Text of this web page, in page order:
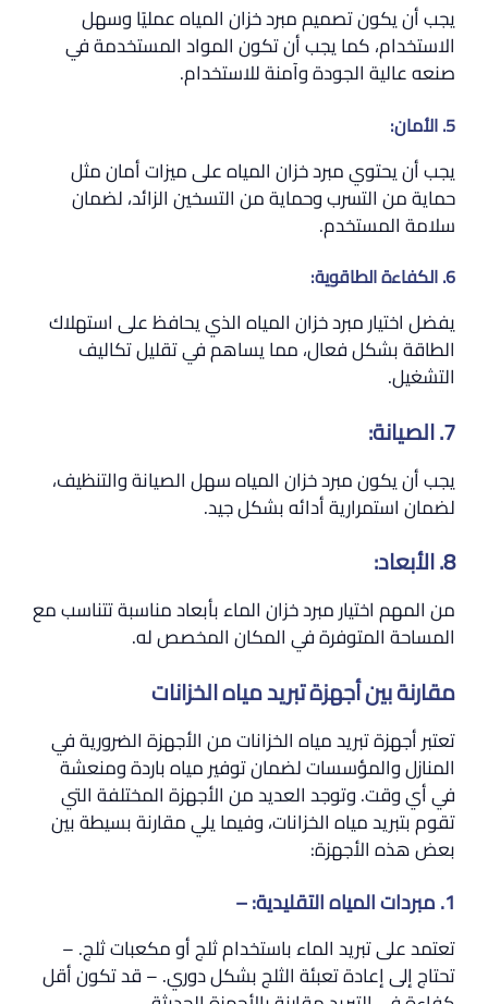
يجب أن يكون تصميم مبرد خزان المياه عمليًا وسهل
الاستخدام، كما يجب أن تكون المواد المستخدمة في
صنعه عالية الجودة وآمنة للاستخدام.
5. الأمان:
يجب أن يحتوي مبرد خزان المياه على ميزات أمان مثل
حماية من التسرب وحماية من التسخين الزائد، لضمان
سلامة المستخدم.
6. الكفاءة الطاقوية:
يفضل اختيار مبرد خزان المياه الذي يحافظ على استهلاك
الطاقة بشكل فعال، مما يساهم في تقليل تكاليف
التشغيل.
7. الصيانة:
يجب أن يكون مبرد خزان المياه سهل الصيانة والتنظيف،
لضمان استمرارية أدائه بشكل جيد.
8. الأبعاد:
من المهم اختيار مبرد خزان الماء بأبعاد مناسبة تتناسب مع
المساحة المتوفرة في المكان المخصص له.
مقارنة بين أجهزة تبريد مياه الخزانات
تعتبر أجهزة تبريد مياه الخزانات من الأجهزة الضرورية في
المنازل والمؤسسات لضمان توفير مياه باردة ومنعشة
في أي وقت. وتوجد العديد من الأجهزة المختلفة التي
تقوم بتبريد مياه الخزانات، وفيما يلي مقارنة بسيطة بين
بعض هذه الأجهزة:
1. مبردات المياه التقليدية: –
تعتمد على تبريد الماء باستخدام ثلج أو مكعبات ثلج. –
تحتاج إلى إعادة تعبئة الثلج بشكل دوري. – قد تكون أقل